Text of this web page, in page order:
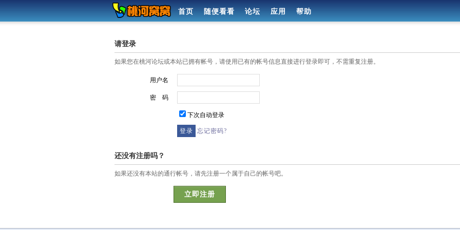
首页 随便看看 论坛 应用 帮助
请登录
如果您在桃河论坛或本站已拥有帐号，请使用已有的帐号信息直接进行登录即可，不需重复注册。
用户名
密 码
下次自动登录
忘记密码?
还没有注册吗？
如果还没有本站的通行帐号，请先注册一个属于自己的帐号吧。
立即注册